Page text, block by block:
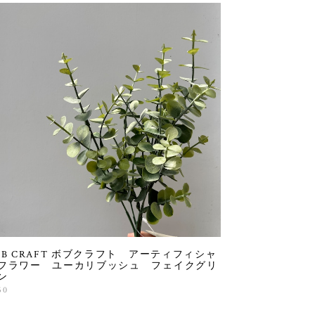
CRAFT ボブクラフト アーティフィシャ
ラワー ユーカリブッシュ フェイクグリ